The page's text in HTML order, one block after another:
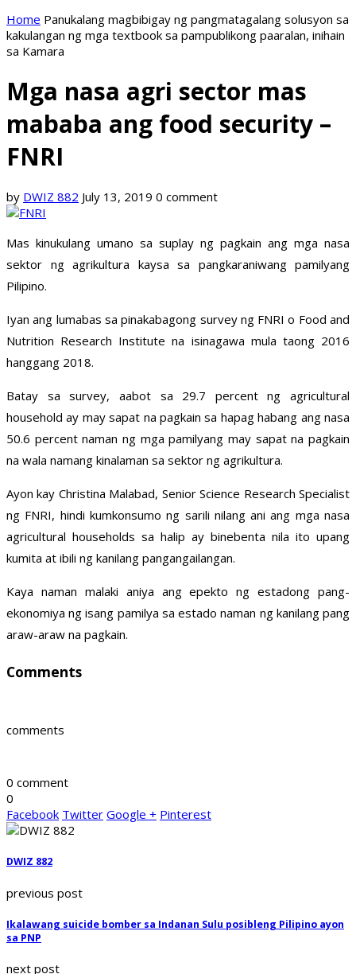
Home Panukalang magbibigay ng pangmatagalang solusyon sa
kakulangan ng mga textbook sa pampublikong paaralan, inihain
sa Kamara
Mga nasa agri sector mas
mababa ang food security –
FNRI
by DWIZ 882 July 13, 2019 0 comment
Mas kinukulang umano sa suplay ng pagkain ang mga nasa
sektor ng agrikultura kaysa sa pangkaraniwang pamilyang
Pilipino.
Iyan ang lumabas sa pinakabagong survey ng FNRI o Food and
Nutrition Research Institute na isinagawa mula taong 2016
hanggang 2018.
Batay sa survey, aabot sa 29.7 percent ng agricultural
household ay may sapat na pagkain sa hapag habang ang nasa
50.6 percent naman ng mga pamilyang may sapat na pagkain
na wala namang kinalaman sa sektor ng agrikultura.
Ayon kay Christina Malabad, Senior Science Research Specialist
ng FNRI, hindi kumkonsumo ng sarili nilang ani ang mga nasa
agricultural households sa halip ay binebenta nila ito upang
kumita at ibili ng kanilang pangangailangan.
Kaya naman malaki aniya ang epekto ng estadong pang-
ekonomiya ng isang pamilya sa estado naman ng kanilang pang
araw-araw na pagkain.
Comments
comments
0 comment
0
Facebook Twitter Google + Pinterest
DWIZ 882
previous post
Ikalawang suicide bomber sa Indanan Sulu posibleng Pilipino ayon
sa PNP
next post